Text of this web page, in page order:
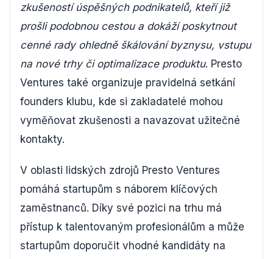
zkušeností úspěšných podnikatelů, kteří již
prošli podobnou cestou a dokáží poskytnout
cenné rady ohledně škálování byznysu, vstupu
na nové trhy či optimalizace produktu. Presto
Ventures také organizuje pravidelná setkání
founders klubu, kde si zakladatelé mohou
vyměňovat zkušenosti a navazovat užitečné
kontakty.
V oblasti lidských zdrojů Presto Ventures
pomáhá startupům s náborem klíčových
zaměstnanců. Díky své pozici na trhu má
přístup k talentovaným profesionálům a může
startupům doporučit vhodné kandidáty na